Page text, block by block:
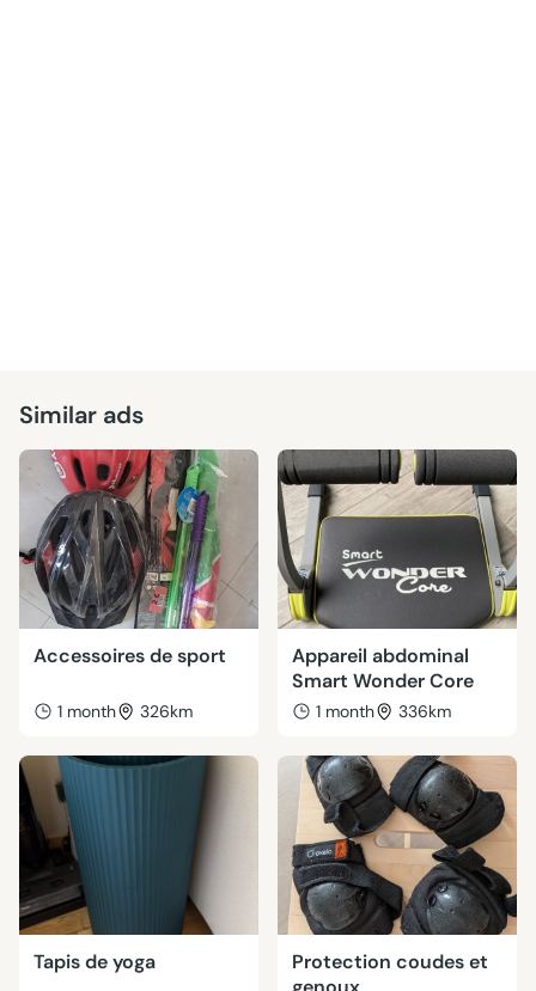
Similar ads
Accessoires de sport
1 month 326km
Appareil abdominal
Smart Wonder Core
1 month 336km
Tapis de yoga
Protection coudes et